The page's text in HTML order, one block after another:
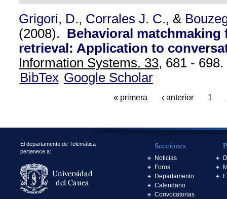
Grigori, D., Corrales J. C., &
(2008). Behavioral matchmaking
retrieval: Application to
Information Systems. 33, 681 - 698.
BibTex Google Scholar
« primera ‹ anterior 1
El departamento de Telemática
pertenece a:
Secciones
Noticias
Foros
Departamento
Calendario
Convocatorias